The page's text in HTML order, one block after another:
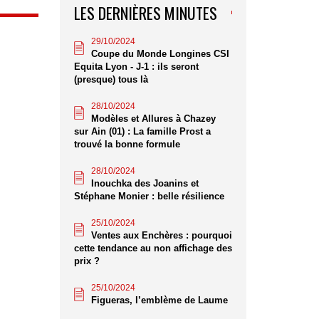
LES DERNIÈRES MINUTES
29/10/2024
Coupe du Monde Longines CSI
Equita Lyon - J-1 : ils seront
(presque) tous là
28/10/2024
Modèles et Allures à Chazey
sur Ain (01) : La famille Prost a
trouvé la bonne formule
28/10/2024
Inouchka des Joanins et
Stéphane Monier : belle résilience
25/10/2024
Ventes aux Enchères : pourquoi
cette tendance au non affichage des
prix ?
25/10/2024
Figueras, l’emblème de Laume